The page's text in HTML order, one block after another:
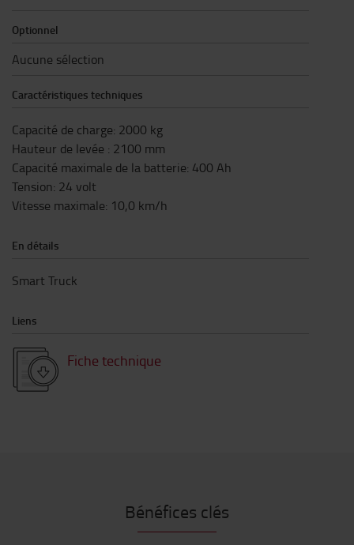
Optionnel
Aucune sélection
Caractéristiques techniques
Capacité de charge: 2000 kg
Hauteur de levée : 2100 mm
Capacité maximale de la batterie: 400 Ah
Tension: 24 volt
Vitesse maximale: 10,0 km/h
En détails
Smart Truck
Liens
Fiche technique
Bénéfices clés